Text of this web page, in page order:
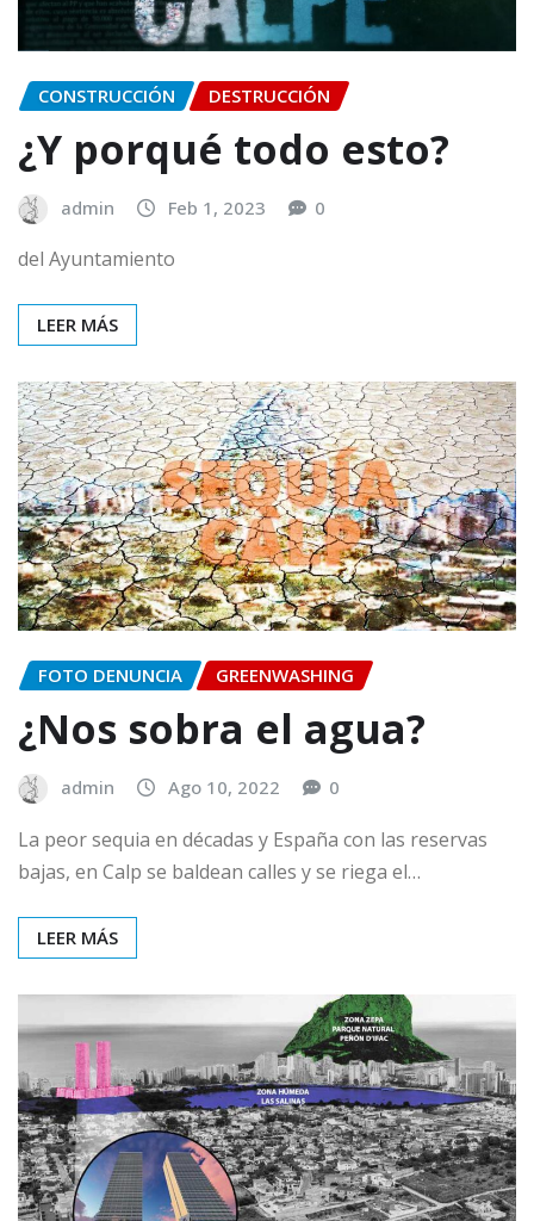
CONSTRUCCIÓN DESTRUCCIÓN
¿Y porqué todo esto?
admin Feb 1, 2023 0
del Ayuntamiento
LEER MÁS
FOTO DENUNCIA GREENWASHING
¿Nos sobra el agua?
admin Ago 10, 2022 0
La peor sequia en décadas y España con las reservas
bajas, en Calp se baldean calles y se riega el…
LEER MÁS